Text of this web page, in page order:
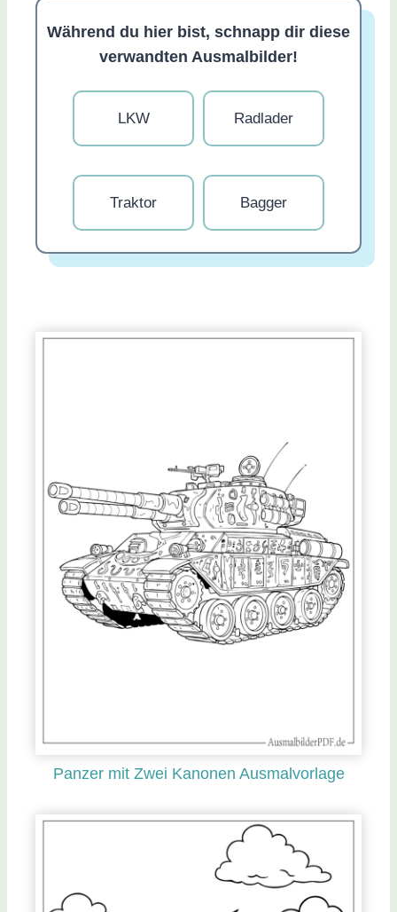
Während du hier bist, schnapp dir diese
verwandten Ausmalbilder!
LKW Radlader
Traktor Bagger
Panzer mit Zwei Kanonen Ausmalvorlage